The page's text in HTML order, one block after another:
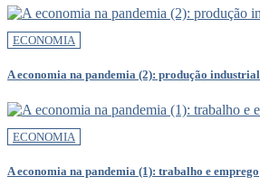
ECONOMIA
A economia na pandemia (2): produção industrial
ECONOMIA
A economia na pandemia (1): trabalho e emprego